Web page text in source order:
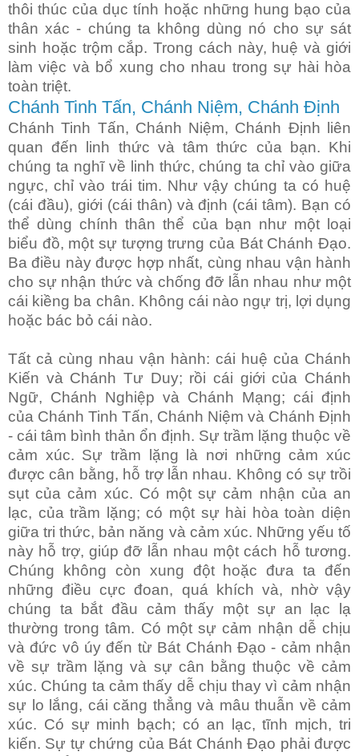
thôi thúc của dục tính hoặc những hung bạo của
thân xác - chúng ta không dùng nó cho sự sát
sinh hoặc trộm cắp. Trong cách này, huệ và giới
làm việc và bổ xung cho nhau trong sự hài hòa
toàn triệt.
Chánh Tinh Tấn, Chánh Niệm, Chánh Định
Chánh Tinh Tấn, Chánh Niệm, Chánh Định liên
quan đến linh thức và tâm thức của bạn. Khi
chúng ta nghĩ về linh thức, chúng ta chỉ vào giữa
ngực, chỉ vào trái tim. Như vậy chúng ta có huệ
(cái đầu), giới (cái thân) và định (cái tâm). Bạn có
thể dùng chính thân thể của bạn như một loại
biểu đồ, một sự tượng trưng của Bát Chánh Đạo.
Ba điều này được hợp nhất, cùng nhau vận hành
cho sự nhận thức và chống đỡ lẫn nhau như một
cái kiềng ba chân. Không cái nào ngự trị, lợi dụng
hoặc bác bỏ cái nào.
Tất cả cùng nhau vận hành: cái huệ của Chánh
Kiến và Chánh Tư Duy; rồi cái giới của Chánh
Ngữ, Chánh Nghiệp và Chánh Mạng; cái định
của Chánh Tinh Tấn, Chánh Niệm và Chánh Định
- cái tâm bình thản ổn định. Sự trầm lặng thuộc về
cảm xúc. Sự trầm lặng là nơi những cảm xúc
được cân bằng, hỗ trợ lẫn nhau. Không có sự trồi
sụt của cảm xúc. Có một sự cảm nhận của an
lạc, của trầm lặng; có một sự hài hòa toàn diện
giữa tri thức, bản năng và cảm xúc. Những yếu tố
này hỗ trợ, giúp đỡ lẫn nhau một cách hỗ tương.
Chúng không còn xung đột hoặc đưa ta đến
những điều cực đoan, quá khích và, nhờ vậy
chúng ta bắt đầu cảm thấy một sự an lạc lạ
thường trong tâm. Có một sự cảm nhận dễ chịu
và đức vô úy đến từ Bát Chánh Đạo - cảm nhận
về sự trầm lặng và sự cân bằng thuộc về cảm
xúc. Chúng ta cảm thấy dễ chịu thay vì cảm nhận
sự lo lắng, cái căng thẳng và mâu thuẫn về cảm
xúc. Có sự minh bạch; có an lạc, tĩnh mịch, tri
kiến. Sự tự chứng của Bát Chánh Đạo phải được